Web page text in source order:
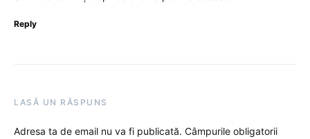
Reply
LASĂ UN RĂSPUNS
Adresa ta de email nu va fi publicată. Câmpurile obligatorii